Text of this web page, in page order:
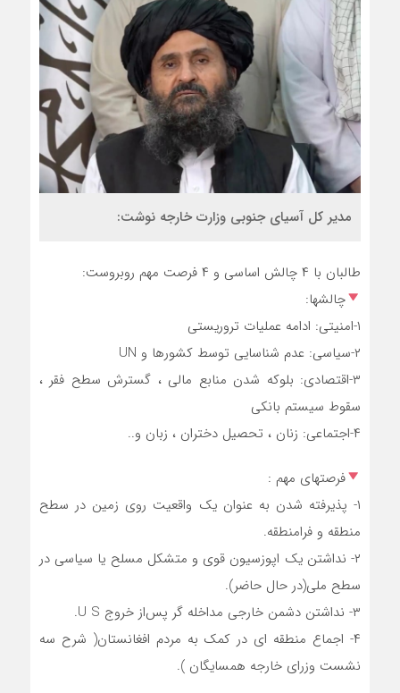
مدیر کل آسیای جنوبی وزارت خارجه نوشت:
طالبان⁩ با ۴ چالش اساسی و ۴ فرصت مهم روبروست:
چالشها:
‏۳-اقتصادی: بلوکه شدن منابع مالی ، گسترش سطح فقر ،
سقوط سیستم بانکی
فرصتهای مهم :
‏۱- پذیرفته شدن به عنوان یک واقعیت روی زمین در سطح
منطقه و فرامنطقه.
‏۲- نداشتن یک اپوزسیون قوی و متشکل مسلح یا سیاسی در
سطح ملی(در حال حاضر).
‏۴- اجماع منطقه ای در کمک به مردم افغانستان( شرح سه
نشست وزرای خارجه همسایگان ).